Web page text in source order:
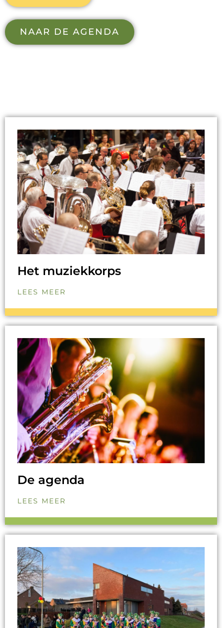
NAAR DE AGENDA
Het muziekkorps
LEES MEER
De agenda
LEES MEER